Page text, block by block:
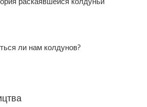
ли нам колдунов?